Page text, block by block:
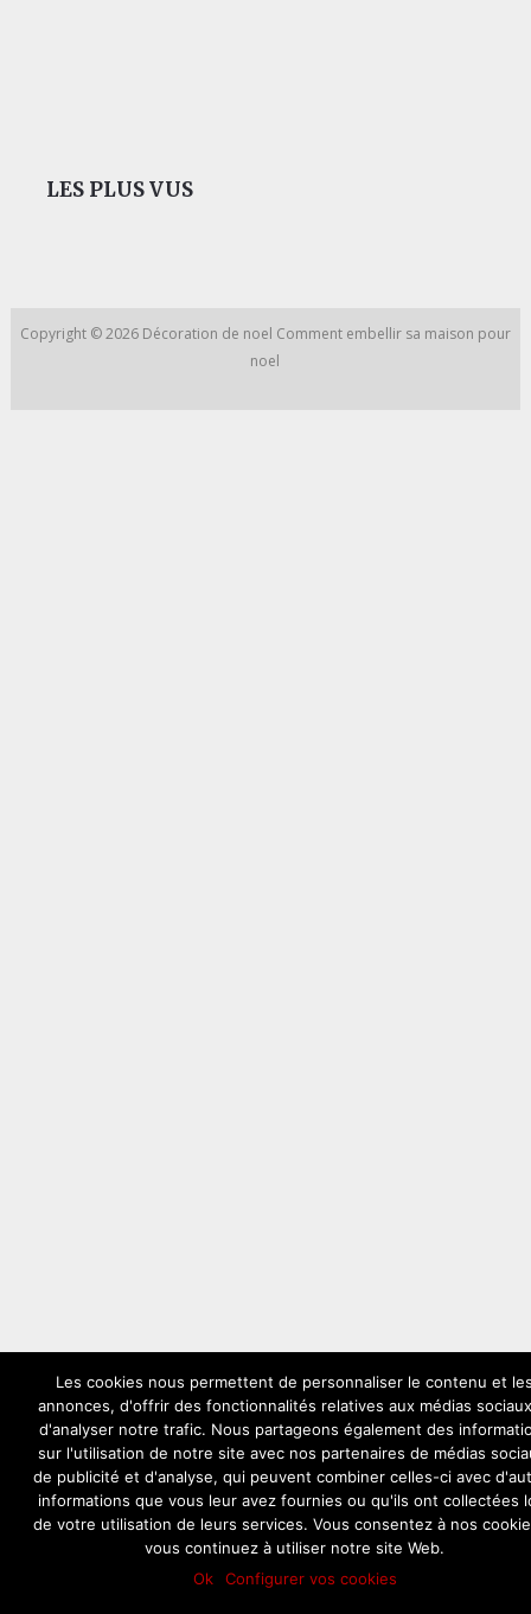
LES PLUS VUS
Copyright © 2026 Décoration de noel Comment embellir sa maison pour
noel
Les cookies nous permettent de personnaliser le contenu et
annonces, d'offrir des fonctionnalités relatives aux médias
d'analyser notre trafic. Nous partageons également des
sur l'utilisation de notre site avec nos partenaires de médias
de publicité et d'analyse, qui peuvent combiner celles-ci avec
informations que vous leur avez fournies ou qu'ils ont collectées
de votre utilisation de leurs services. Vous consentez à nos
vous continuez à utiliser notre site Web.
Ok
Configurer vos cookies